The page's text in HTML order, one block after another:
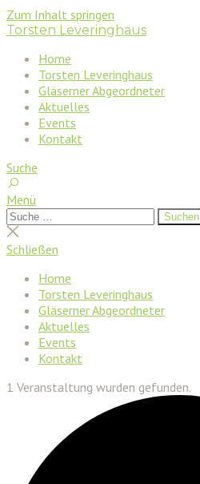
Zum Inhalt springen
Torsten Leveringhaus
Home
Torsten Leveringhaus
Gläserner Abgeordneter
Aktuelles
Events
Kontakt
Suche
Menü
Suchen
nach:
Suchen
Suche
schließen
Schließen
Home
Torsten Leveringhaus
Gläserner Abgeordneter
Aktuelles
Events
Kontakt
1 Veranstaltung wurden gefunden.